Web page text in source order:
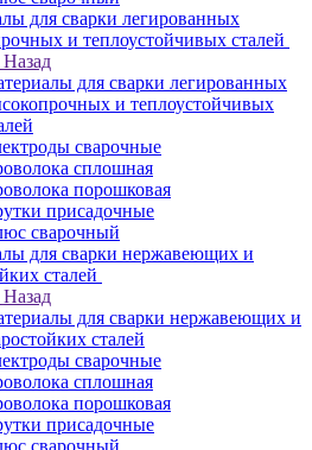
для сварки легированных
и теплоустойчивых сталей
Назад
для сварки легированных
и теплоустойчивых
сварочные
сплошная
порошковая
присадочные
сварочный
для сварки нержавеющих и
сталей
Назад
для сварки нержавеющих и
сталей
сварочные
сплошная
порошковая
присадочные
сварочный